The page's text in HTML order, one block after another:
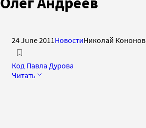
24 June 2011 НовостиНиколай Кононов
Код Павла Дурова
Читать